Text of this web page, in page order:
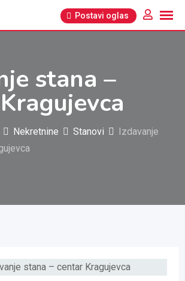
Postavi oglas
stana –
Nekretnine Stanovi
Izdavanje